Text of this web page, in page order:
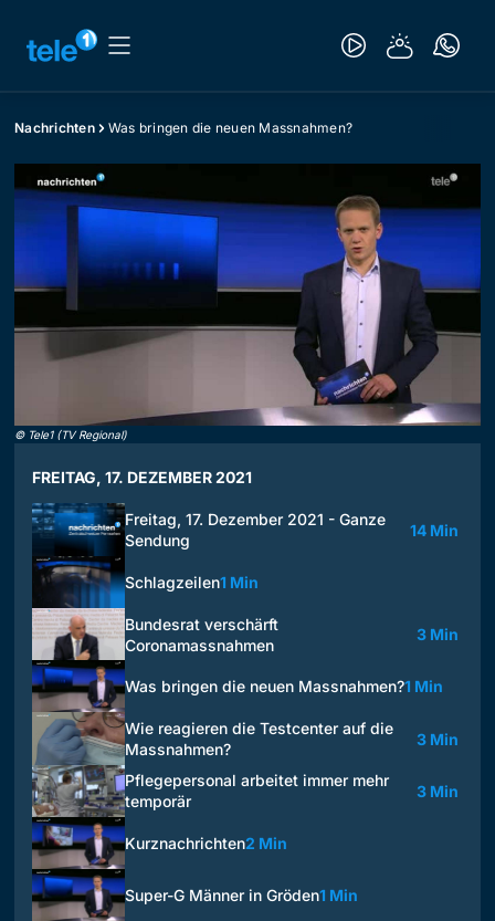
Nachrichten Was bringen die neuen Massnahmen?
© Tele1 (TV Regional)
FREITAG, 17. DEZEMBER 2021
Freitag, 17. Dezember 2021 - Ganze
Sendung
14 Min
Schlagzeilen1 Min
Bundesrat verschärft
Coronamassnahmen
3 Min
Was bringen die neuen Massnahmen?1 Min
Wie reagieren die Testcenter auf die
Massnahmen?
3 Min
Pflegepersonal arbeitet immer mehr
temporär
3 Min
Kurznachrichten2 Min
Super-G Männer in Gröden1 Min